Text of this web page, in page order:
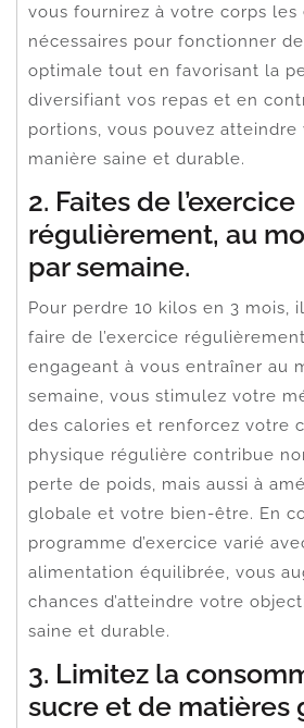
vous fournirez à votre corps les
nécessaires pour fonctionner
optimale tout en favorisant la
diversifiant vos repas et en
portions, vous pouvez
manière saine et durable.
2. Faites de l’exercice
régulièrement, au
par semaine.
Pour perdre 10 kilos en 3 mois,
faire de l’exercice
engageant à vous entraîner au
semaine, vous stimulez votre
des calories et renforcez votre
physique régulière contribue
perte de poids, mais aussi à
globale et votre bien-être. En
programme d’exercice varié
alimentation équilibrée, vous
chances d’atteindre votre
saine et durable.
3. Limitez la
sucre et de matières